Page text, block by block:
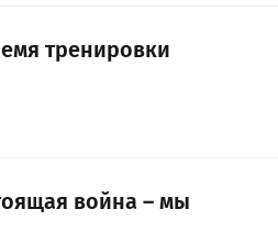
тренировки
война – мы